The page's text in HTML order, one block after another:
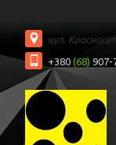
вул.
+380 (68) 907-